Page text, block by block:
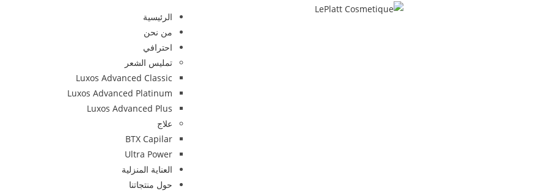
الرئيسية
من نحن
احترافي
تمليس الشعر
Luxos Advanced Classic
Luxos Advanced Platinum
Luxos Advanced Plus
علاج
BTX Capilar
Ultra Power
العناية المنزلية
حول منتجاتنا